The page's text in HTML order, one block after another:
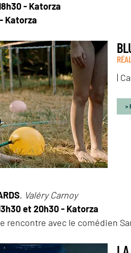
- Katorza
Katorza
|
, Valéry Carnoy
et 20h30 - Katorza
rencontre avec le comédien